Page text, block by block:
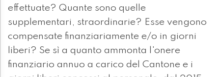
effettuate? Quante sono quelle
supplementari, straordinarie? Esse vengono
compensate finanziariamente e/o in giorni
liberi? Se sì a quanto ammonta l'onere
finanziario annuo a carico del Cantone e i